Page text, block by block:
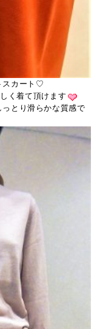
スカート♡
く着て頂けます
とり滑らかな質感で